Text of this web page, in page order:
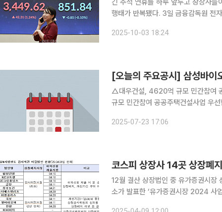
행태가 반복됐다. 3일 금융감독원 전자공시시스템에 따르면 전날 상장사 공시는 총 297건으로 집
30분 이후 나온 공시가 총 134건으
2025-10-03 18:24
[오늘의 주요공시] 삼성바
△대우건설, 4620억 규모 민간참여
규모 민간참여 공공주택건설사업 우
주 처분 결정 △진양화학, 바이오 가
2025-07-23 17:06
코스피 상장사 14곳 상장폐
12월 결산 상장법인 중 유가증권시장 상장
소가 발표한 ‘유가증권시장 2024 사